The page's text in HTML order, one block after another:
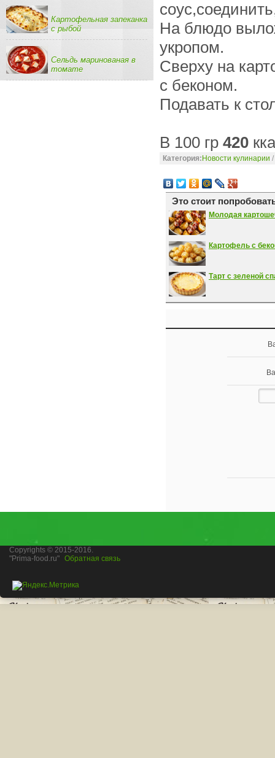
Картофельная запеканка
с рыбой
Сельдь маринованая в
томате
На блюдо
укропом.
Сверху на
с беконом.
Подавать к
В 100 гр 420
Категория: Новости кулинарии /
Это стоит
Молодая
Картофель с
Тарт с зеленой
Copyrights © 2015-2016.
"Prima-food.ru" Обратная связь